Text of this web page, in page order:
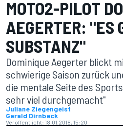
MOTO2-PILOT
AEGERTER: "ES
SUBSTANZ"
Dominique Aegerter blickt
schwierige Saison zurück
die mentale Seite des
sehr viel durchgemacht"
Juliane Ziegengeist
Gerald Dirnbeck
Veröffentlicht: 18.01.2018, 15:20